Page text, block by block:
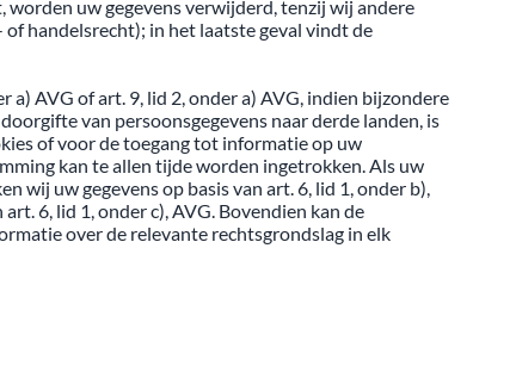
uw gegevens verwijderd, tenzij wij andere
handelsrecht); in het laatste geval vindt de
AVG of art. 9, lid 2, onder a) AVG, indien bijzondere
van persoonsgegevens naar derde landen, is
of voor de toegang tot informatie op uw
kan te allen tijde worden ingetrokken. Als uw
wij uw gegevens op basis van art. 6, lid 1, onder b),
6, lid 1, onder c), AVG. Bovendien kan de
over de relevante rechtsgrondslag in elk